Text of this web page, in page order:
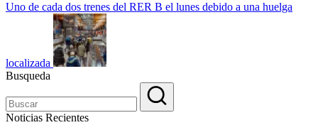
Uno de cada dos trenes del RER B el lunes debido a una huelga
localizada
Busqueda
Noticias Recientes